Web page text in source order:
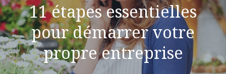
11 étapes essentielles
pour démarrer votre
propre entreprise